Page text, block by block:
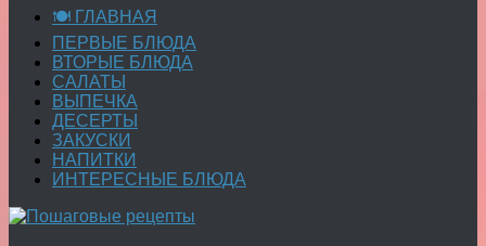
🍽 ГЛАВНАЯ
ПЕРВЫЕ БЛЮДА
ВТОРЫЕ БЛЮДА
САЛАТЫ
ВЫПЕЧКА
ДЕСЕРТЫ
ЗАКУСКИ
НАПИТКИ
ИНТЕРЕСНЫЕ БЛЮДА